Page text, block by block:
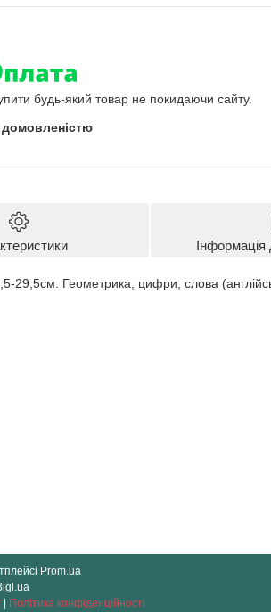
будь-який товар не покидаючи сайту.
домовленістю
Геометрика, цифри, слова
Prom.ua
Політика конфіденційності